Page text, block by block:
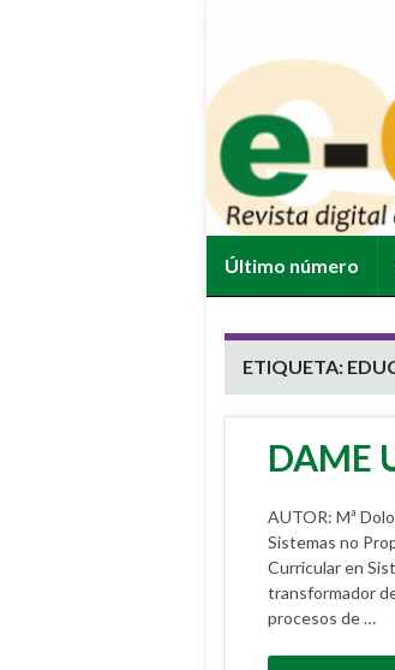
Último número
ETIQUETA:
DAME
AUTOR: Mª
Sistemas no
Curricular en
transformador
procesos de …